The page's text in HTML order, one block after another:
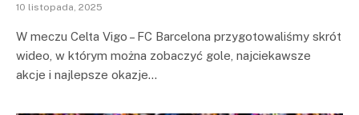
10 listopada, 2025
W meczu Celta Vigo – FC Barcelona przygotowaliśmy skrót
wideo, w którym można zobaczyć gole, najciekawsze
akcje i najlepsze okazje…